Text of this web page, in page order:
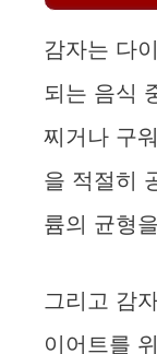
감자는 다
되는 음식
찌거나 구
을 적절히
륨의 균형
그리고 감
이어트를